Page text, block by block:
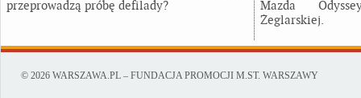
przeprowadzą próbę defilady?
Mazda
Żeglarskiej.
© 2026 WARSZAWA.PL – FUNDACJA PROMOCJI M.ST. WARSZAWY